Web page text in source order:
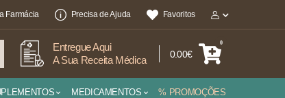
Farmácia Precisa de Ajuda Favoritos
Entregue Aqui
A Sua Receita Médica
0.00€
0
MEDICAMENTOS % PROMOÇÕES